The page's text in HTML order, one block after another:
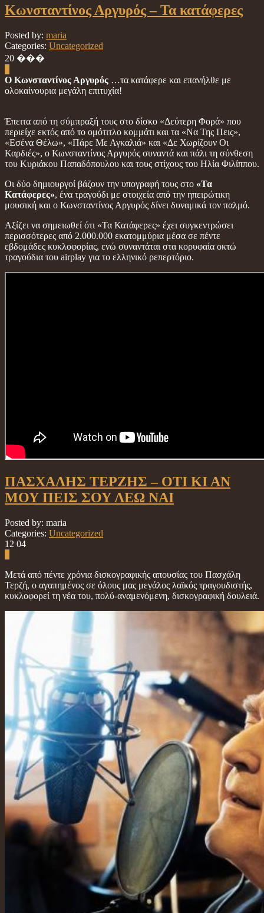
Κωνσταντίνος Αργυρός – Τα κατάφερες
Posted by: maria
Categories: Uncategorized
20 ���
Ο Κωνσταντίνος Αργυρός …τα κατάφερε και επανήλθε με
ολοκαίνουρια μεγάλη επιτυχία!
Έπειτα από τη σύμπραξή τους στο δίσκο «Δεύτερη Φορά» που
περιείχε εκτός από το ομότιτλο κομμάτι και τα «Να Της Πεις»,
«Εσένα Θέλω», «Πάρε Με Αγκαλιά» και «Δε Χωρίζουν Οι
Καρδιές», ο Κωνσταντίνος Αργυρός συναντά και πάλι τη σύνθεση
του Κυριάκου Παπαδόπουλου και τους στίχους του Ηλία Φιλίππου.
Οι δύο δημιουργοί βάζουν την υπογραφή τους στο «Τα
Κατάφερες», ένα τραγούδι με στοιχεία από την ηπειρώτικη
μουσική και ο Κωνσταντίνος Αργυρός δίνει δυναμικά τον παλμό.
Αξίζει να σημειωθεί ότι «Τα Κατάφερες» έχει συγκεντρώσει
περισσότερες από 2.000.000 εκατομμύρια μέσα σε πέντε
εβδομάδες κυκλοφορίας, ενώ συναντάται στα κορυφαία οκτώ
τραγούδια του airplay για το ελληνικό ρεπερτόριο.
ΠΑΣΧΑΛΗΣ ΤΕΡΖΗΣ – ΟΤΙ ΚΙ ΑΝ
ΜΟΥ ΠΕΙΣ ΣΟΥ ΛΕΩ ΝΑΙ
Posted by: maria
Categories: Uncategorized
12 04
Μετά από πέντε χρόνια δισκογραφικής απουσίας του Πασχάλη
Τερζή, ο αγαπημένος σε όλους μας μεγάλος λαϊκός τραγουδιστής,
κυκλοφορεί τη νέα του, πολύ-αναμενόμενη, δισκογραφική δουλειά.